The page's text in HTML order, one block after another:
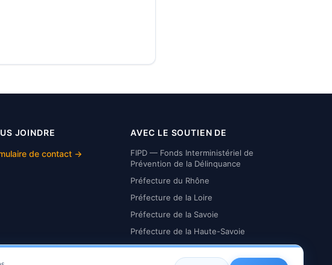
JOINDRE
de contact →
AVEC LE SOUTIEN DE
FIPD — Fonds Interministériel de
Prévention de la Délinquance
Préfecture du Rhône
Préfecture de la Loire
Préfecture de la Savoie
Préfecture de la Haute-Savoie
Préfecture de l'Isère